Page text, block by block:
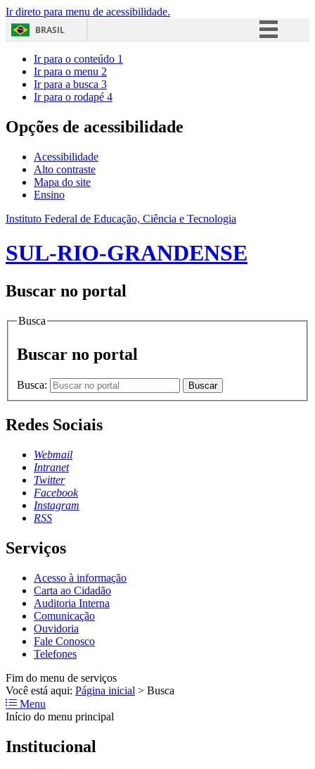
Ir direto para menu de acessibilidade.
BRASIL
Acesso à informação
Ir para o conteúdo 1
Ir para o menu 2
Ir para a busca 3
Ir para o rodapé 4
Opções de acessibilidade
Acessibilidade
Alto contraste
Mapa do site
Ensino
Instituto Federal de Educação, Ciência e Tecnologia
SUL-RIO-GRANDENSE
Buscar no portal
Busca
Buscar no portal
Busca: Buscar
Redes Sociais
Webmail
Intranet
Twitter
Facebook
Instagram
RSS
Serviços
Acesso à informação
Carta ao Cidadão
Auditoria Interna
Comunicação
Ouvidoria
Fale Conosco
Telefones
Fim do menu de serviços
Você está aqui: Página inicial > Busca
Menu
Início do menu principal
Institucional